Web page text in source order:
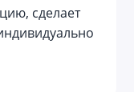
сделает